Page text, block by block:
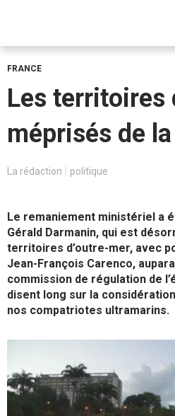
FRANCE
Les territoires
méprisés de
La rédaction politique
Le remaniement ministériel a
Gérald Darmanin, qui est
territoires d’outre-mer, avec
Jean-François Carenco,
commission de régulation de
disent long sur la
nos compatriotes ultramarins.